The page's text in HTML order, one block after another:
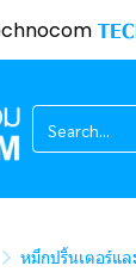
หมึกปริ้นเตอร์แล